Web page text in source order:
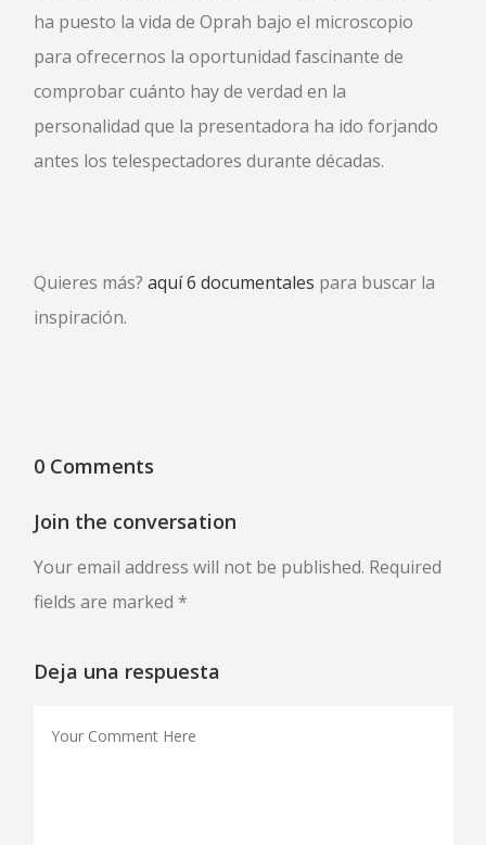
ha puesto la vida de Oprah bajo el microscopio
para ofrecernos la oportunidad fascinante de
comprobar cuánto hay de verdad en la
personalidad que la presentadora ha ido forjando
antes los telespectadores durante décadas.
Quieres más? aquí 6 documentales para buscar la
inspiración.
0 Comments
Join the conversation
Your email address will not be published. Required
fields are marked *
Deja una respuesta